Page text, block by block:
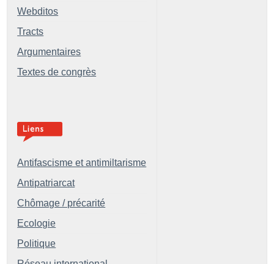
Webditos
Tracts
Argumentaires
Textes de congrès
Antifascisme et antimiltarisme
Antipatriarcat
Chômage / précarité
Ecologie
Politique